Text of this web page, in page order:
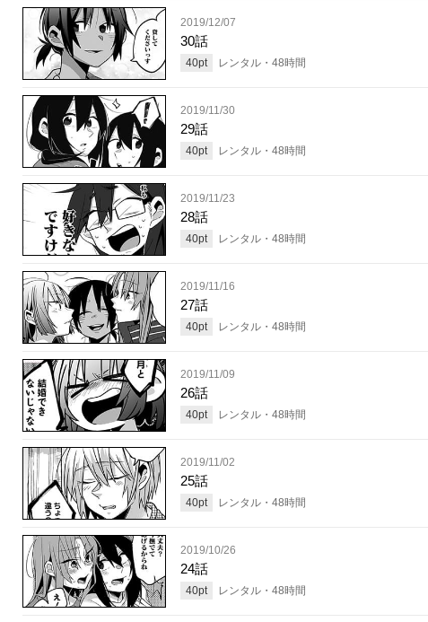
2019/12/07
30話
40pt レンタル・ 48時間
2019/11/30
29話
40pt レンタル・ 48時間
2019/11/23
28話
40pt レンタル・ 48時間
2019/11/16
27話
40pt レンタル・ 48時間
2019/11/09
26話
40pt レンタル・ 48時間
2019/11/02
25話
40pt レンタル・ 48時間
2019/10/26
24話
40pt レンタル・ 48時間